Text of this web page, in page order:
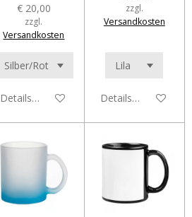
€ 20,00
zzgl.
Versandkosten
Details anzeigen
zzgl.
Versandkosten
Details anzeigen